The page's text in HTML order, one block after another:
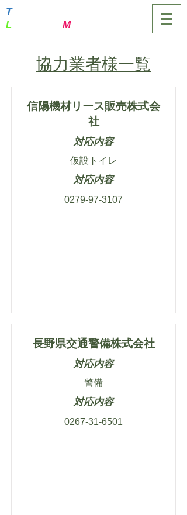
T
L
M
協力業者様一覧
信陽機材リース販売株式会
社
対応内容
仮設トイレ
対応内容
0279-97-3107
長野県交通警備株式会社
対応内容
警備
対応内容
0267-31-6501